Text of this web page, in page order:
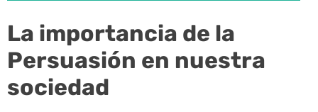
La importancia de la
Persuasión en nuestra
sociedad